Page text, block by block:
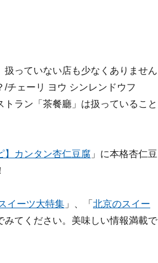
っていない店も少なくありません
チェーリ ヨウ シンレンドウフ
ラン「茶餐廳」は扱っていること
】カンタン杏仁豆腐 」に本格杏仁豆
イーツ大特集 」、「 北京のスイー
みてください。美味しい情報満載で